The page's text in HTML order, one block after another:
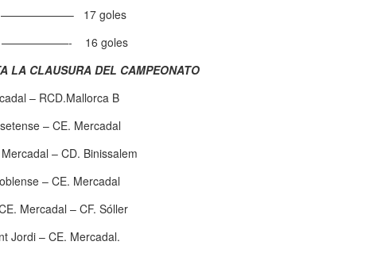
——————– 17 goles
——————- 16 goles
LA CLAUSURA DEL CAMPEONATO
– RCD.Mallorca B
– CE. Mercadal
– CD. Binissalem
– CE. Mercadal
Mercadal – CF. Sóller
Jordi – CE. Mercadal.